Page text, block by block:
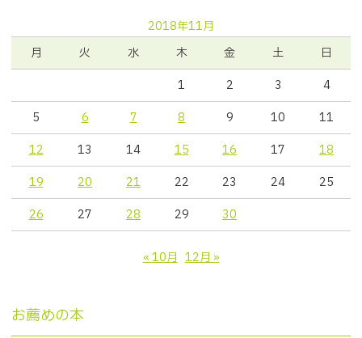
2018年11月
月
火 水 木 金 土
日
1
2 3
4
5
6 7 8 9 10
11
12
13 14 15 16 17
18
19
20 21 22 23 24
25
26
27 28 29 30
« 10月 12月 »
お薦めの本